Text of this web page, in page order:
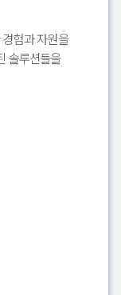
험과 자원을
솔루션들을